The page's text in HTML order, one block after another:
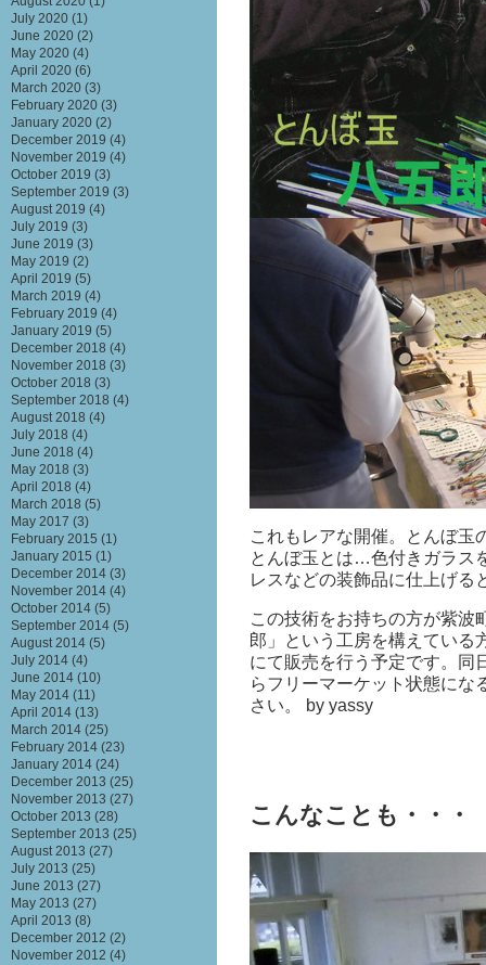
これもレアな開催。とんぼ玉
とんぼ玉とは…色付きガラス
レスなどの装飾品に仕上げる
この技術をお持ちの方が紫波
郎」という工房を構えている
にて販売を行う予定です。同
らフリーマーケット状態にな
さい。 by yassy
こんなことも・・・
July 2020 (1)
June 2020 (2)
May 2020 (4)
April 2020 (6)
March 2020 (3)
February 2020 (3)
January 2020 (2)
December 2019 (4)
November 2019 (4)
October 2019 (3)
September 2019 (3)
August 2019 (4)
July 2019 (3)
June 2019 (3)
May 2019 (2)
April 2019 (5)
March 2019 (4)
February 2019 (4)
January 2019 (5)
December 2018 (4)
November 2018 (3)
October 2018 (3)
September 2018 (4)
August 2018 (4)
July 2018 (4)
June 2018 (4)
May 2018 (3)
April 2018 (4)
March 2018 (5)
May 2017 (3)
February 2015 (1)
January 2015 (1)
December 2014 (3)
November 2014 (4)
October 2014 (5)
September 2014 (5)
August 2014 (5)
July 2014 (4)
June 2014 (10)
May 2014 (11)
April 2014 (13)
March 2014 (25)
February 2014 (23)
January 2014 (24)
December 2013 (25)
November 2013 (27)
October 2013 (28)
September 2013 (25)
August 2013 (27)
July 2013 (25)
June 2013 (27)
May 2013 (27)
April 2013 (8)
December 2012 (2)
November 2012 (4)